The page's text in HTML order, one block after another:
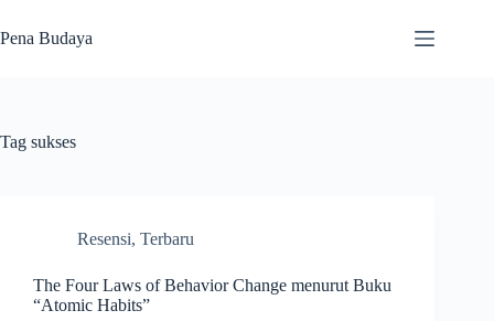
to
content
Pena Budaya
Tag sukses
Resensi, Terbaru
The Four Laws of Behavior Change menurut Buku
“Atomic Habits”